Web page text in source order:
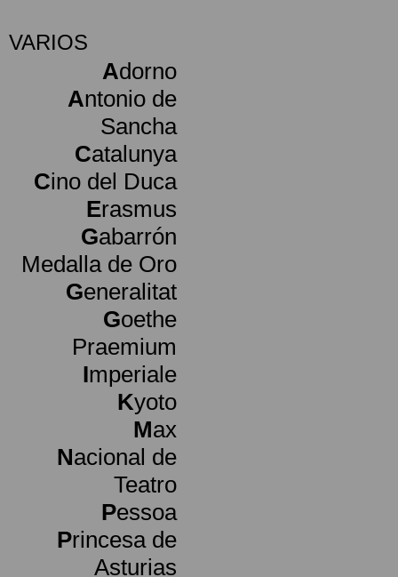
VARIOS
Adorno
Antonio de
Sancha
Catalunya
Cino del Duca
Erasmus
Gabarrón
Medalla de Oro
Generalitat
Goethe
Praemium
Imperiale
Kyoto
Max
Nacional de
Teatro
Pessoa
Princesa de
Asturias